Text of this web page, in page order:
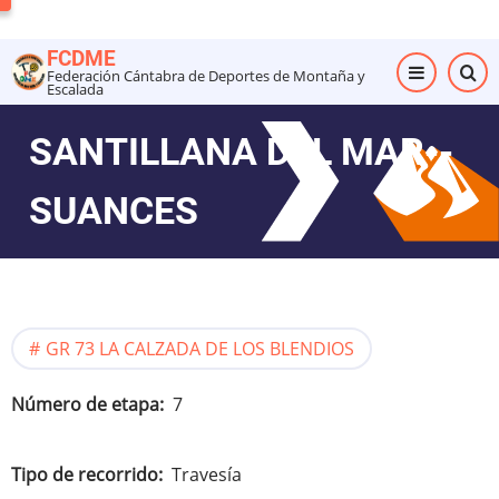
al
contenido
principal
FCDME
Federación Cántabra de Deportes de Montaña y
Escalada
SANTILLANA DEL MAR--
SUANCES
GR 73 LA CALZADA DE LOS BLENDIOS
Número de etapa 7
Tipo de recorrido Travesía